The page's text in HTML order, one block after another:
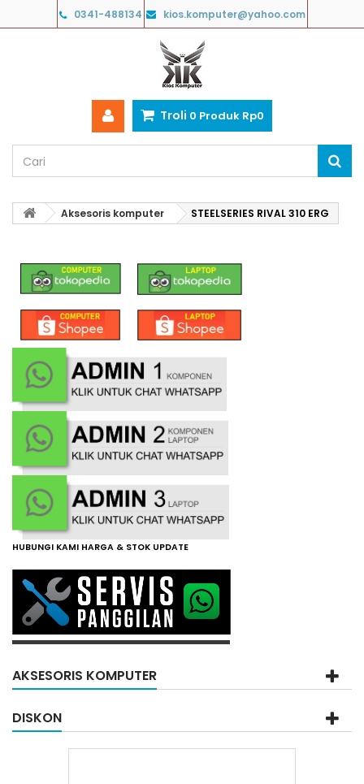
0341-488134 kios.komputer@yahoo.com
Troli 0 Produk Rp‎0
Aksesoris komputer STEELSERIES RIVAL 310 ERG
HUBUNGI KAMI HARGA & STOK UPDATE
AKSESORIS KOMPUTER
DISKON